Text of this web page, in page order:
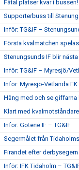
Fåtal platser kvar i bussen!
Supporterbuss till
Inför: TG&IF –
Första kvalmatchen
Stenungsunds IF blir
Inför: TG&IF – Myresjö/
Inför: Myresjö-Vetlanda FK
Häng med och se giffarna
Klart med kvalmotståndare
Inför: Götene IF – TG&IF
Segermålet från
Firandet efter derbysegern
Inför: IFK Tidaholm –